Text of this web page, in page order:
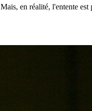
en réalité, l'entente